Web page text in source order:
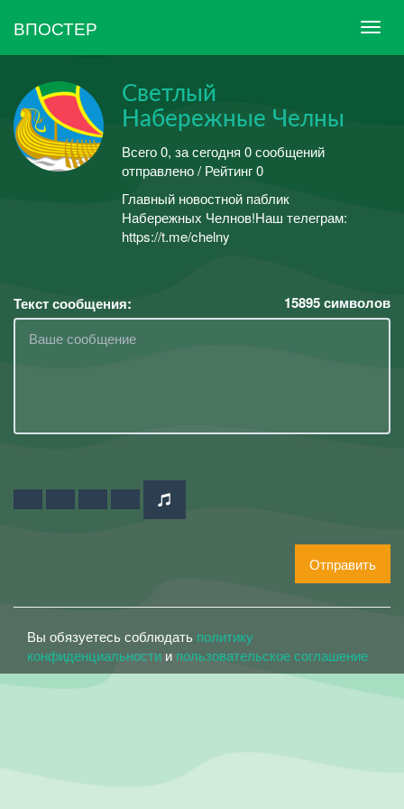
ВПОСТЕР
Светлый
Набережные Челны
Всего 0, за сегодня 0 сообщений
отправлено / Рейтинг 0
Главный новостной паблик
Набережных Челнов!Наш телеграм:
https://t.me/chelny
Текст сообщения: 15895символов
Отправить
Вы обязуетесь соблюдать политику
конфиденциальности и пользовательское соглашение